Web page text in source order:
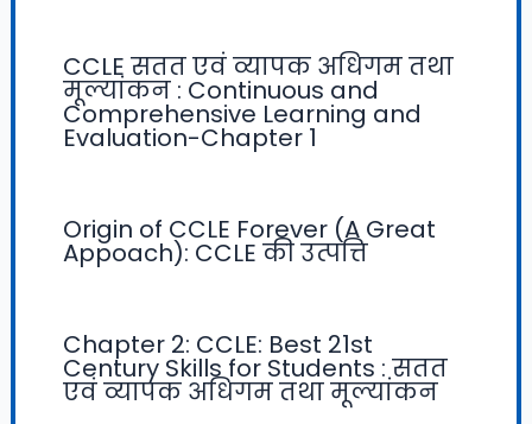
CCLE सतत एवं व्यापक अधिगम तथा
मूल्यांकन : Continuous and
Comprehensive Learning and
Evaluation-Chapter 1
Origin of CCLE Forever (A Great
Appoach): CCLE की उत्पत्ति
Chapter 2: CCLE: Best 21st
Century Skills for Students : सतत
एवं व्यापक अधिगम तथा मूल्यांकन